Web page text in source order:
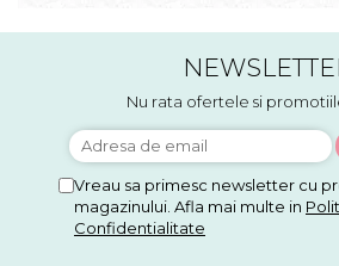
Nu rata ofertele si
Vreau sa primesc newsletter cu
magazinului. Afla mai multe in
Confidentialitate